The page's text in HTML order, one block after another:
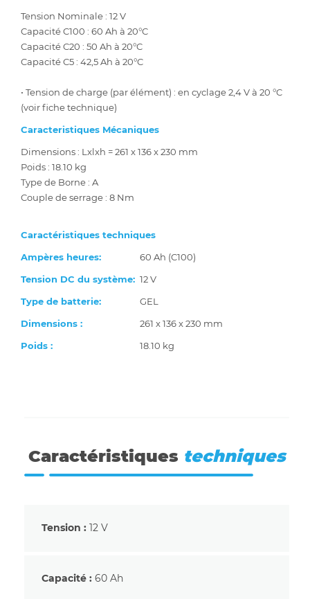
Tension Nominale : 12 V
Capacité C100 : 60 Ah à 20°C
Capacité C20 : 50 Ah à 20°C
Capacité C5 : 42,5 Ah à 20°C
• Tension de charge (par élément) : en cyclage 2,4 V à 20 °C
(voir fiche technique)
Caracteristiques Mécaniques
Dimensions : Lxlxh = 261 x 136 x 230 mm
Poids : 18.10 kg
Type de Borne : A
Couple de serrage : 8 Nm
Caractéristiques techniques
Ampères heures:
60 Ah (C100)
Tension DC du système: 12 V
Type de batterie:
GEL
Dimensions :
261 x 136 x 230 mm
Poids :
18.10 kg
Caractéristiques techniques
Tension : 12 V
Capacité : 60 Ah